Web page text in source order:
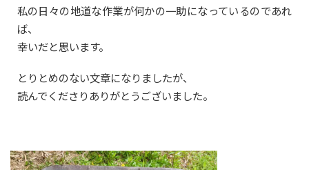
私の日々の地道な作業が何かの一助になっているのであれ
ば、
幸いだと思います。
とりとめのない文章になりましたが、
読んでくださりありがとうございました。